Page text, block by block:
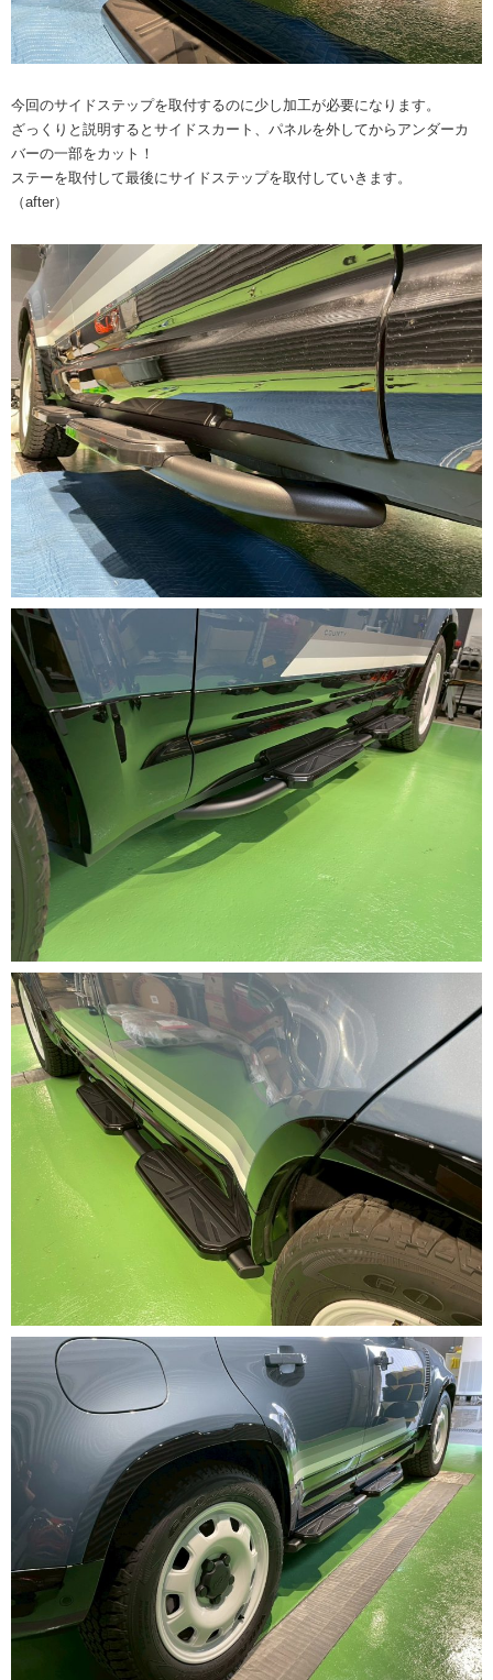
今回のサイドステップを取付するのに少し加工が必要になります。
ざっくりと説明するとサイドスカート、パネルを外してからアンダーカ
バーの一部をカット！
ステーを取付して最後にサイドステップを取付していきます。
（after）